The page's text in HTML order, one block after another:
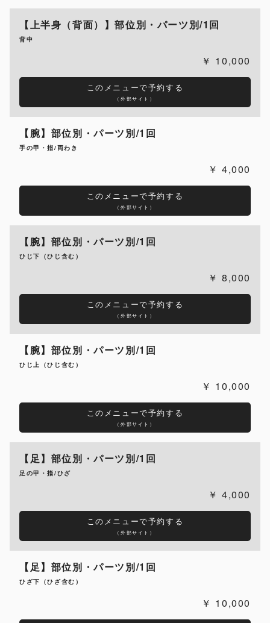
【上半身（背面）】部位別・パーツ別/1回
背中
10,000
このメニューで予約する
（外部サイト）
【腕】部位別・パーツ別/1回
手の甲・指/両わき
4,000
このメニューで予約する
（外部サイト）
【腕】部位別・パーツ別/1回
ひじ下（ひじ含む）
8,000
このメニューで予約する
（外部サイト）
【腕】部位別・パーツ別/1回
ひじ上（ひじ含む）
10,000
このメニューで予約する
（外部サイト）
【足】部位別・パーツ別/1回
足の甲・指/ひざ
4,000
このメニューで予約する
（外部サイト）
【足】部位別・パーツ別/1回
ひざ下（ひざ含む）
10,000